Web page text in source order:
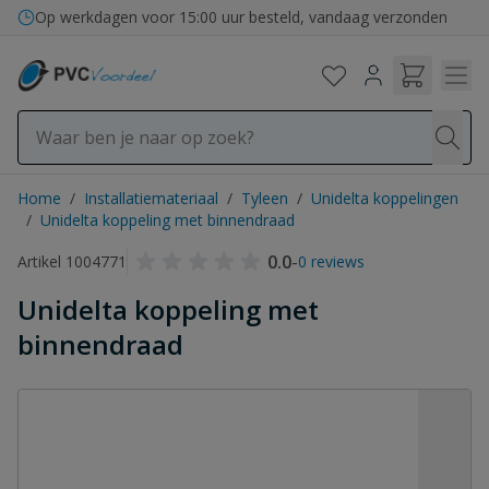
Ga naar de inhoud
Op werkdagen voor 15:00 uur besteld, vandaag verzonden
Home / Installatiemateriaal / Tyleen / Unidelta koppelingen
/ Unidelta koppeling met binnendraad
Artikel 1004771
0.0-0 reviews
Unidelta koppeling met
binnendraad